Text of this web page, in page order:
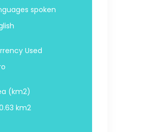
spoken
Used
(km2)
km2